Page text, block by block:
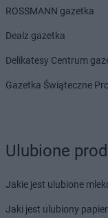
ROSSMANN gazetka
Dealz gazetka
Delikatesy Centrum
Gazetka Świąteczne
Ulubione
Jakie jest ulubione
Jaki jest ulubiony